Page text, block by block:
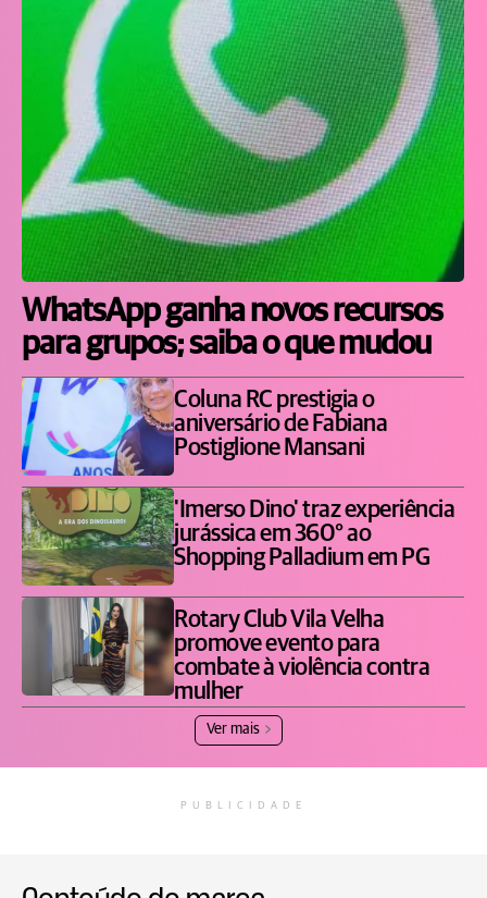
WhatsApp ganha novos recursos
para grupos; saiba o que mudou
Coluna RC prestigia o
aniversário de Fabiana
Postiglione Mansani
'Imerso Dino' traz experiência
jurássica em 360° ao
Shopping Palladium em PG
Rotary Club Vila Velha
promove evento para
combate à violência contra
mulher
Ver mais
PUBLICIDADE